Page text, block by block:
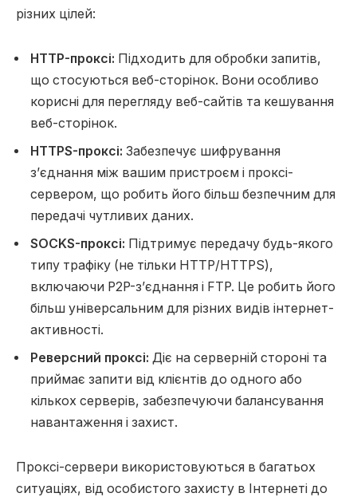
різних цілей:
HTTP-проксі: Підходить для обробки запитів,
що стосуються веб-сторінок. Вони особливо
корисні для перегляду веб-сайтів та кешування
веб-сторінок.
HTTPS-проксі: Забезпечує шифрування
з’єднання між вашим пристроєм і проксі-
сервером, що робить його більш безпечним для
передачі чутливих даних.
SOCKS-проксі: Підтримує передачу будь-якого
типу трафіку (не тільки HTTP/HTTPS),
включаючи P2P-з’єднання і FTP. Це робить його
більш універсальним для різних видів інтернет-
активності.
Реверсний проксі: Діє на серверній стороні та
приймає запити від клієнтів до одного або
кількох серверів, забезпечуючи балансування
навантаження і захист.
Проксі-сервери використовуються в багатьох
ситуаціях, від особистого захисту в Інтернеті до